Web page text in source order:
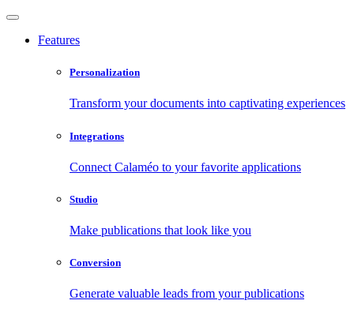
Features
Personalization
Transform your documents into captivating experiences
Integrations
Connect Calaméo to your favorite applications
Studio
Make publications that look like you
Conversion
Generate valuable leads from your publications